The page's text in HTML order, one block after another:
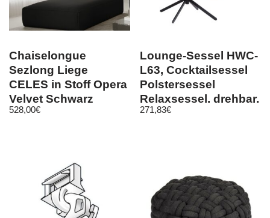
Chaiselongue
Sezlong Liege
CELES in Stoff Opera
Velvet Schwarz
528,00€
Lounge-Sessel HWC-
L63, Cocktailsessel
Polstersessel
Relaxsessel, drehbar,
vintage
271,83€